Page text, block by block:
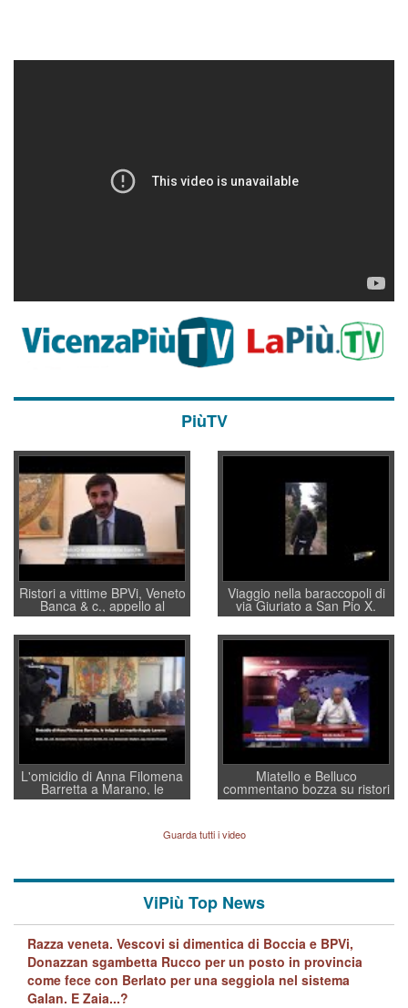
PiùTV
Ristori a vittime BPVi, Veneto
Banca & c., appello al
sottosegretario Alessio
Villarosa: per mettere ordine
convochi con Di Maio CNCU
a supporto della cabina di
regia al Mef
Viaggio nella baraccopoli di
via Giuriato a San Pio X.
Vicenza ai Vicentini: “faremo
un regalo di Natale ai
residenti”
L'omicidio di Anna Filomena
Barretta a Marano, le
indagini dei carabinieri di
Lavarra: più avvincenti di
quelle di... Barbara D'Urso
Miatello e Belluco
commentano bozza su ristori
BPVi e Veneto Banca
Guarda tutti i video
ViPiù Top News
Razza veneta. Vescovi si dimentica di Boccia e BPVi,
Donazzan sgambetta Rucco per un posto in provincia
come fece con Berlato per una seggiola nel sistema
Galan. E Zaia...?